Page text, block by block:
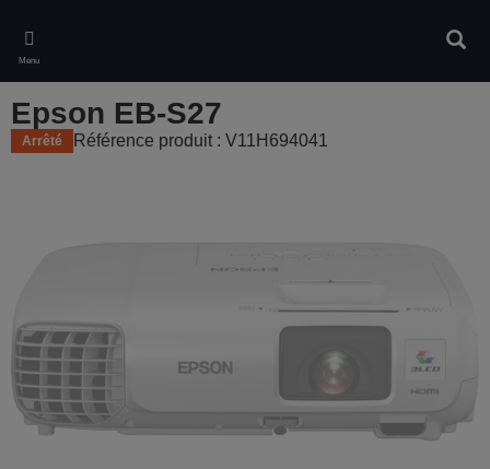
main
content
Menu
Epson EB-S27
Arrêté Référence produit : V11H694041